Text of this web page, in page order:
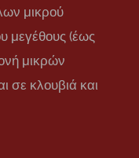
μικρού
μεγέθους (έως
μικρών
σε κλουβιά και